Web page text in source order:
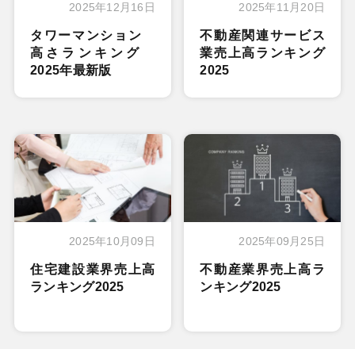
2025年12月16日
タワーマンション
高さランキング
2025年最新版
2025年11月20日
不動産関連サービス
業売上高ランキング
2025
2025年10月09日
住宅建設業界売上高
ランキング2025
2025年09月25日
不動産業界売上高ラ
ンキング2025